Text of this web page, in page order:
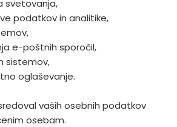
svetovanja,
podatkov in analitike,
e-poštnih sporočil,
sistemov,
oglaševanje.
vaših osebnih podatkov
osebam.